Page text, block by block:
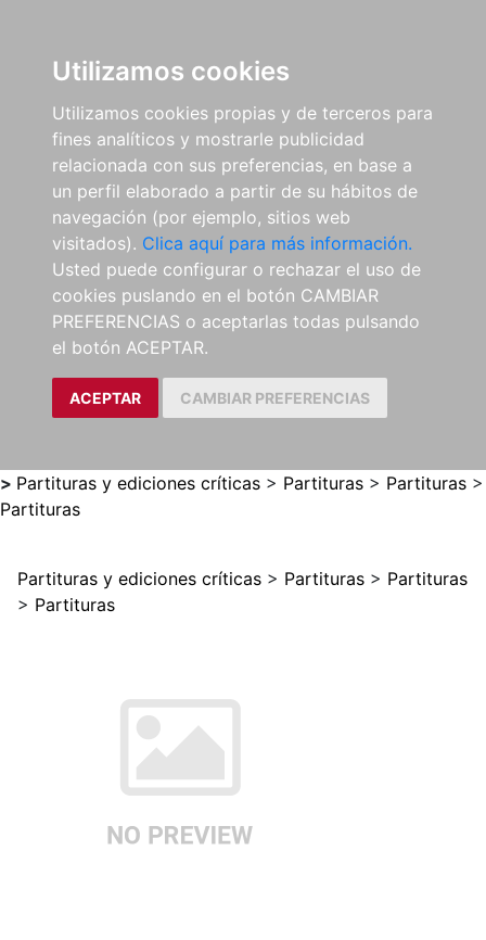
Utilizamos cookies
Utilizamos cookies propias y de terceros para
fines analíticos y mostrarle publicidad
relacionada con sus preferencias, en base a
un perfil elaborado a partir de su hábitos de
navegación (por ejemplo, sitios web
visitados). Clica aquí para más información.
Usted puede configurar o rechazar el uso de
cookies puslando en el botón CAMBIAR
PREFERENCIAS o aceptarlas todas pulsando
el botón ACEPTAR.
ACEPTAR CAMBIAR PREFERENCIAS
> Partituras y ediciones críticas > Partituras > Partituras >
Partituras
Partituras y ediciones críticas > Partituras > Partituras
> Partituras